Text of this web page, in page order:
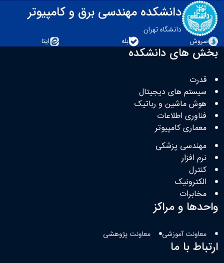
دانشکده مهندسی برق و کامپیوتر
دانشگاه تهران
سروش
بله ایتا
بخش های دانشکده
قدرت
سیستم های دیجیتال
هوش ماشین و رباتیک
فناوری اطلاعات
معماری کامپیوتر
مهندسی پزشکی
نرم افزار
کنترل
الکترونیک
مخابرات
واحدها و مراکز
معاونت آموزشی معاونت پژوهشی
ارتباط با ما